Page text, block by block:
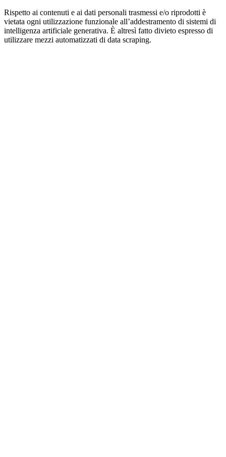
Rispetto ai contenuti e ai dati personali trasmessi e/o riprodotti è
vietata ogni utilizzazione funzionale all’addestramento di sistemi di
intelligenza artificiale generativa. È altresì fatto divieto espresso di
utilizzare mezzi automatizzati di data scraping.